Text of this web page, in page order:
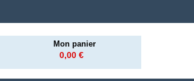
Mon panier
0,00 €